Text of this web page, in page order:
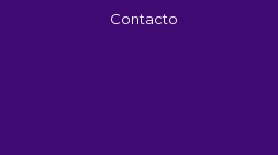
Contacto